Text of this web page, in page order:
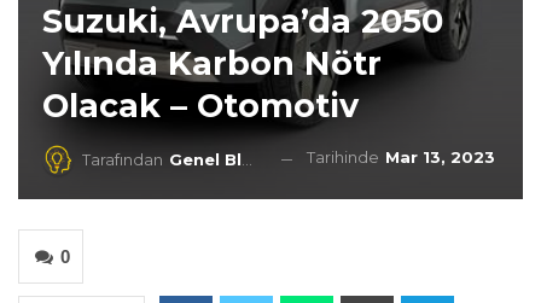
Suzuki, Avrupa’da 2050
Yılında Karbon Nötr
Olacak – Otomotiv
Tarafından Genel Blog Tarihinde Mar 13, 2023
0